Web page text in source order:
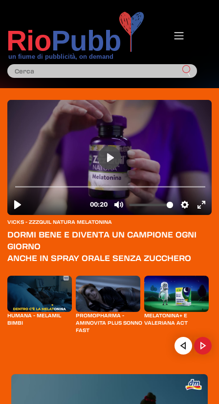
VICKS - ZZZQUIL NATURA MELATONINA
DORMI BENE E DIVENTA UN CAMPIONE OGNI
GIORNO
ANCHE IN SPRAY ORALE SENZA ZUCCHERO
HUMANA - MELAMIL
BIMBI
PROMOPHARMA -
AMINOVITA PLUS SONNO
FAST
MELATONINA+ E
VALERIANA ACT